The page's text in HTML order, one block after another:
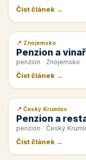
Číst článek →
📰 PR článek
📍 Znojemsko
Penzion a
penzion · Znojemsko
Číst článek →
📰 PR článek
📍 Český Krumlov
Penzion a
penzion · Český
Číst článek →